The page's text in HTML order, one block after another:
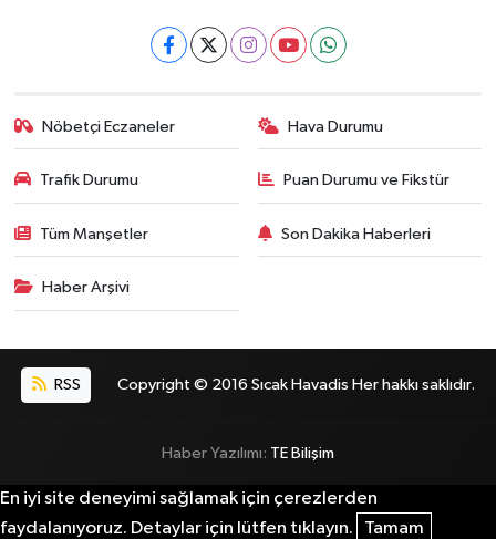
Nöbetçi Eczaneler Hava Durumu
Trafik Durumu Puan Durumu ve Fikstür
Tüm Manşetler Son Dakika Haberleri
Haber Arşivi
RSS Copyright © 2016 Sıcak Havadis Her hakkı saklıdır.
Haber Yazılımı: TE Bilişim
En iyi site deneyimi sağlamak için çerezlerden
faydalanıyoruz. Detaylar için lütfen tıklayın.
Tamam